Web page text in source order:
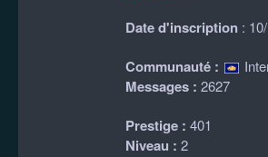
Date d'inscription :
Communauté :
Messages : 2627
Prestige : 401
Niveau : 2